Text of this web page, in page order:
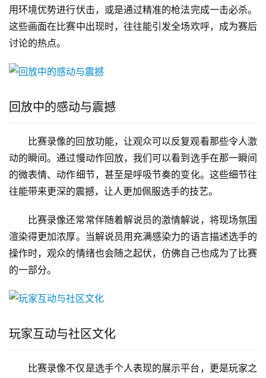
用环境优势进行伏击，或是通过精准的枪法完成一击必杀。
这些画面在比赛中出现时，往往能引发全场欢呼，成为赛后
讨论的热点。
回放中的感动与震撼
比赛录像的回放功能，让观众可以反复观看那些令人激
动的瞬间。通过慢动作回放，我们可以看到选手在那一瞬间
的微表情、动作细节，甚至是呼吸节奏的变化。这些细节往
往能带来更深的震撼，让人更加佩服选手的技艺。
比赛录像还常常伴随着解说员的激情解说，将现场氛围
渲染得更加浓厚。当解说员用充满感染力的语言描述选手的
操作时，观众的情绪也会随之起伏，仿佛自己也成为了比赛
的一部分。
玩家互动与社区文化
比赛录像不仅是选手个人表现的展示平台，更是玩家之